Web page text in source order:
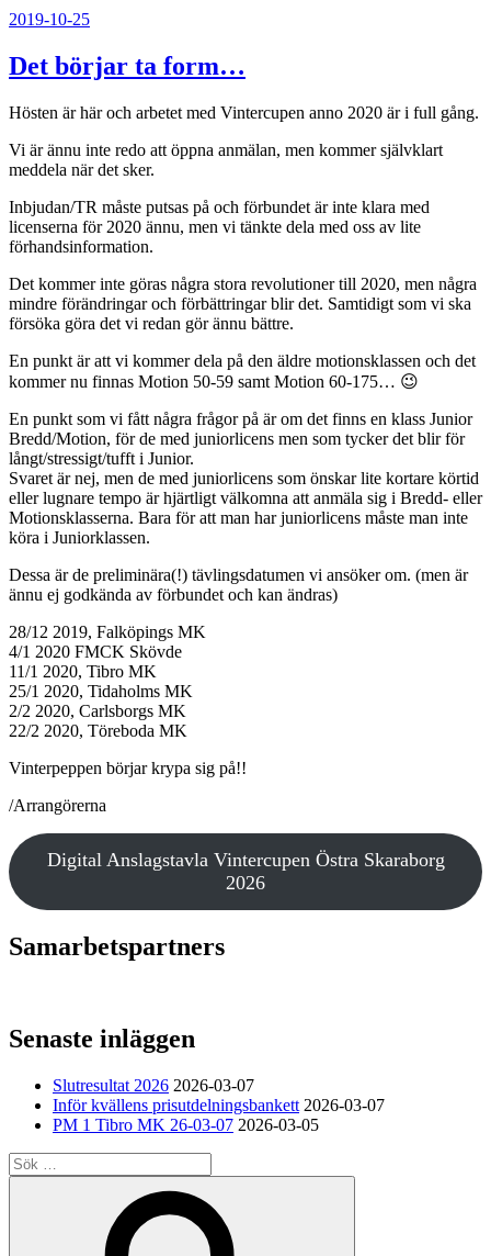
Publicerat
2019-10-25
Det börjar ta form…
Hösten är här och arbetet med Vintercupen anno 2020 är i full gång.
Vi är ännu inte redo att öppna anmälan, men kommer självklart
meddela när det sker.
Inbjudan/TR måste putsas på och förbundet är inte klara med
licenserna för 2020 ännu, men vi tänkte dela med oss av lite
förhandsinformation.
Det kommer inte göras några stora revolutioner till 2020, men några
mindre förändringar och förbättringar blir det. Samtidigt som vi ska
försöka göra det vi redan gör ännu bättre.
En punkt är att vi kommer dela på den äldre motionsklassen och det
kommer nu finnas Motion 50-59 samt Motion 60-175… 😉
En punkt som vi fått några frågor på är om det finns en klass Junior
Bredd/Motion, för de med juniorlicens men som tycker det blir för
långt/stressigt/tufft i Junior.
Svaret är nej, men de med juniorlicens som önskar lite kortare körtid
eller lugnare tempo är hjärtligt välkomna att anmäla sig i Bredd- eller
Motionsklasserna. Bara för att man har juniorlicens måste man inte
köra i Juniorklassen.
Dessa är de preliminära(!) tävlingsdatumen vi ansöker om. (men är
ännu ej godkända av förbundet och kan ändras)
28/12 2019, Falköpings MK
4/1 2020 FMCK Skövde
11/1 2020, Tibro MK
25/1 2020, Tidaholms MK
2/2 2020, Carlsborgs MK
22/2 2020, Töreboda MK
Vinterpeppen börjar krypa sig på!!
/Arrangörerna
Digital Anslagstavla Vintercupen Östra Skaraborg
2026
Samarbetspartners
Senaste inläggen
Slutresultat 2026 2026-03-07
Inför kvällens prisutdelningsbankett 2026-03-07
PM 1 Tibro MK 26-03-07 2026-03-05
Sök
efter: